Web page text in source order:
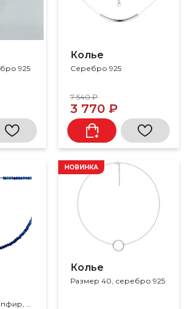
925
Колье
Серебро 925
7 540 ₽
3 770 ₽
Серебро 925, сапфир, шпинель
Колье
Размер 40, серебро 925
НОВИНКА